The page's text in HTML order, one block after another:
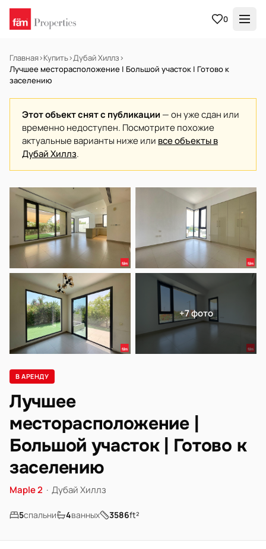
0
Главная›Купить›Дубай Хиллз›
Лучшее месторасположение | Большой участок | Готово к
заселению
Этот объект снят с публикации — он уже сдан или
временно недоступен. Посмотрите похожие
актуальные варианты ниже или все объекты в
Дубай Хиллз.
В АРЕНДУ Готов к заселению
+7 фото
В АРЕНДУ
Лучшее
месторасположение |
Большой участок | Готово к
заселению
Maple 2 · Дубай Хиллз
5спальни 4ванных 3586ft²